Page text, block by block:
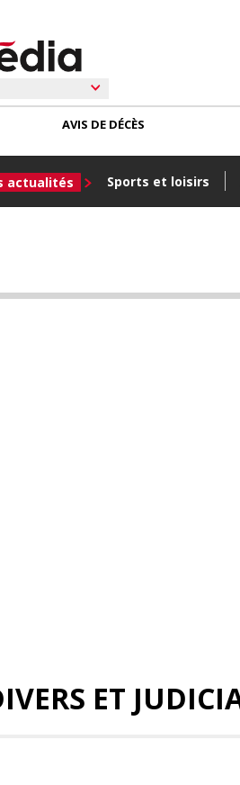
actualités Sports et loisirs
AVIS DE DÉCÈS
ET